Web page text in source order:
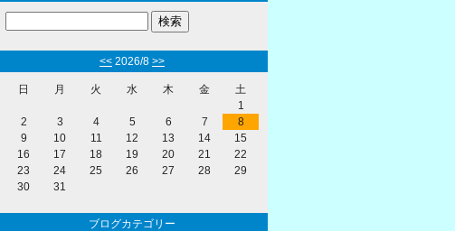
<< 2026/8 >>
日 月 火 水 木 金
土
1
2
3 4 5 6 7
8
9
10 11 12 13 14
15
16
17 18 19 20 21
22
23
24 25 26 27 28
29
30
31
ブログカテゴリー